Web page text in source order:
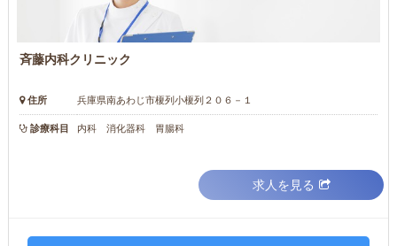
斉藤内科クリニック
住所 兵庫県南あわじ市榎列小榎列２０６－１
診療科目 内科 消化器科 胃腸科
求人を見る